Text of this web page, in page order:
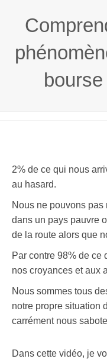
2% de ce qui nous
au hasard.
Nous ne pouvons pas
dans un pays pauvre
de la route alors que
Par contre 98% de ce
nos croyances et aux
Nous sommes tous
notre propre situation
carrément nous
Dans cette vidéo, je